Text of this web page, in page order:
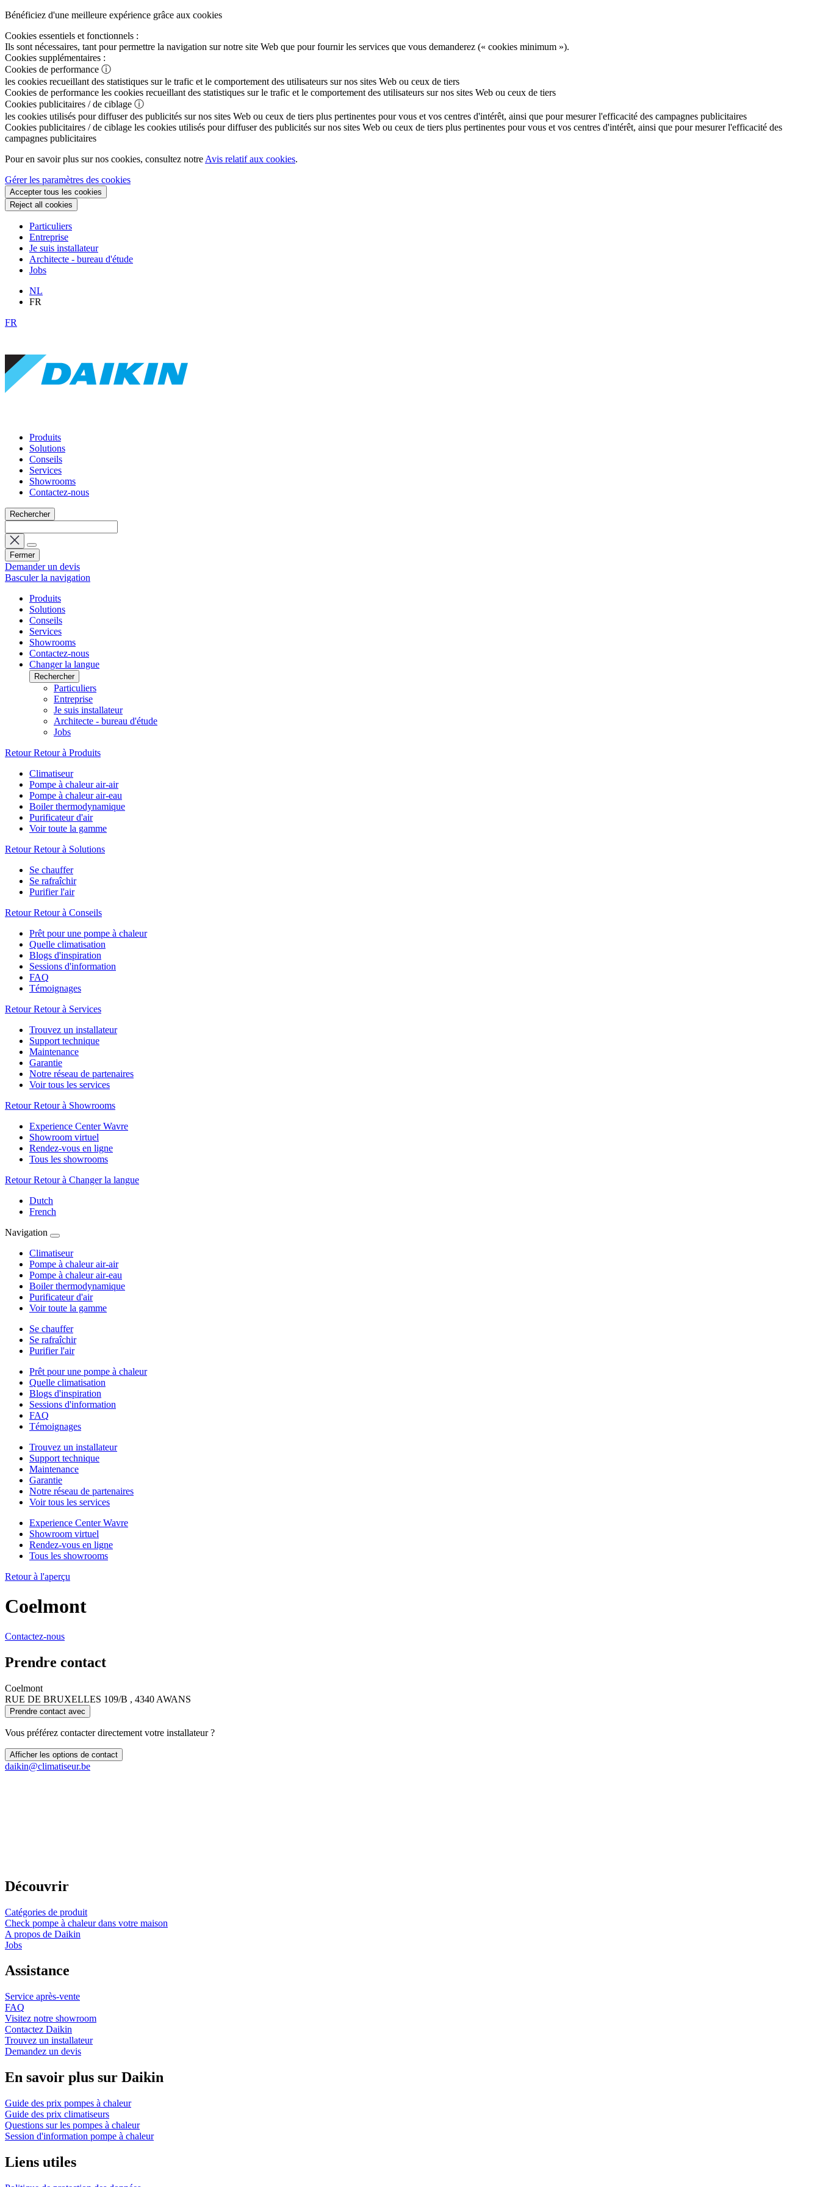
Bénéficiez d'une meilleure expérience grâce aux cookies
Cookies essentiels et fonctionnels :
Ils sont nécessaires, tant pour permettre la navigation sur notre site Web que pour fournir les services que vous demanderez (« cookies minimum »).
Cookies supplémentaires :
Cookies de performance ⓘ
les cookies recueillant des statistiques sur le trafic et le comportement des utilisateurs sur nos sites Web ou ceux de tiers
Cookies de performance les cookies recueillant des statistiques sur le trafic et le comportement des utilisateurs sur nos sites Web ou ceux de tiers
Cookies publicitaires / de ciblage ⓘ
les cookies utilisés pour diffuser des publicités sur nos sites Web ou ceux de tiers plus pertinentes pour vous et vos centres d'intérêt, ainsi que pour mesurer l'efficacité des campagnes publicitaires
Cookies publicitaires / de ciblage les cookies utilisés pour diffuser des publicités sur nos sites Web ou ceux de tiers plus pertinentes pour vous et vos centres d'intérêt, ainsi que pour mesurer l'efficacité des
campagnes publicitaires
Pour en savoir plus sur nos cookies, consultez notre Avis relatif aux cookies.
Gérer les paramètres des cookies
Accepter tous les cookies
Reject all cookies
Particuliers
Entreprise
Je suis installateur
Architecte - bureau d'étude
Jobs
NL
FR
FR
Produits
Solutions
Conseils
Services
Showrooms
Contactez-nous
Rechercher
Fermer
Demander un devis
Basculer la navigation
Produits
Solutions
Conseils
Services
Showrooms
Contactez-nous
Changer la langue
Rechercher
Particuliers
Entreprise
Je suis installateur
Architecte - bureau d'étude
Jobs
Retour Retour à Produits
Climatiseur
Pompe à chaleur air-air
Pompe à chaleur air-eau
Boiler thermodynamique
Purificateur d'air
Voir toute la gamme
Retour Retour à Solutions
Se chauffer
Se rafraîchir
Purifier l'air
Retour Retour à Conseils
Prêt pour une pompe à chaleur
Quelle climatisation
Blogs d'inspiration
Sessions d'information
FAQ
Témoignages
Retour Retour à Services
Trouvez un installateur
Support technique
Maintenance
Garantie
Notre réseau de partenaires
Voir tous les services
Retour Retour à Showrooms
Experience Center Wavre
Showroom virtuel
Rendez-vous en ligne
Tous les showrooms
Retour Retour à Changer la langue
Dutch
French
Navigation
Climatiseur
Pompe à chaleur air-air
Pompe à chaleur air-eau
Boiler thermodynamique
Purificateur d'air
Voir toute la gamme
Se chauffer
Se rafraîchir
Purifier l'air
Prêt pour une pompe à chaleur
Quelle climatisation
Blogs d'inspiration
Sessions d'information
FAQ
Témoignages
Trouvez un installateur
Support technique
Maintenance
Garantie
Notre réseau de partenaires
Voir tous les services
Experience Center Wavre
Showroom virtuel
Rendez-vous en ligne
Tous les showrooms
Retour à l'aperçu
Coelmont
Contactez-nous
Prendre contact
Coelmont
RUE DE BRUXELLES 109/B , 4340 AWANS
Prendre contact avec
Vous préférez contacter directement votre installateur ?
Afficher les options de contact
daikin@climatiseur.be
Découvrir
Catégories de produit
Check pompe à chaleur dans votre maison
A propos de Daikin
Jobs
Assistance
Service après-vente
FAQ
Visitez notre showroom
Contactez Daikin
Trouvez un installateur
Demandez un devis
En savoir plus sur Daikin
Guide des prix pompes à chaleur
Guide des prix climatiseurs
Questions sur les pompes à chaleur
Session d'information pompe à chaleur
Liens utiles